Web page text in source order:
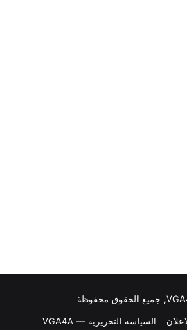
السياسة التحريرية — VGA4A